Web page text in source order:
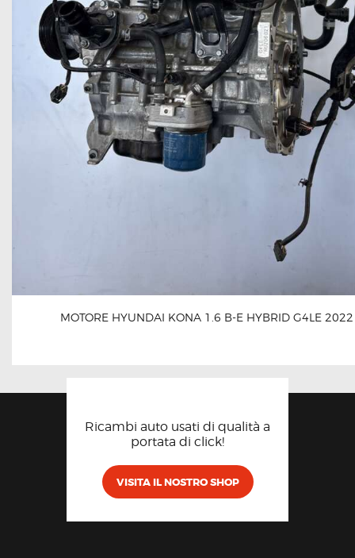
MOTORE HYUNDAI KONA 1.6 B-E HYBRID G4LE
Ricambi auto usati di qualità a
portata di click!
VISITA IL NOSTRO SHOP